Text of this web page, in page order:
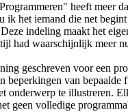
heeft meer
het iemand die net
indeling maakt het
had waarschijnlijk meer
geschreven voor een
beperkingen van
onderwerp te illustreren.
geen volledige